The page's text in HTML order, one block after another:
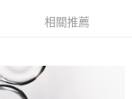
相關推薦